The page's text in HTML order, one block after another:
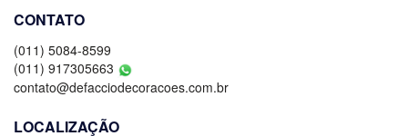
CONTATO
(011) 5084-8599
(011) 917305663